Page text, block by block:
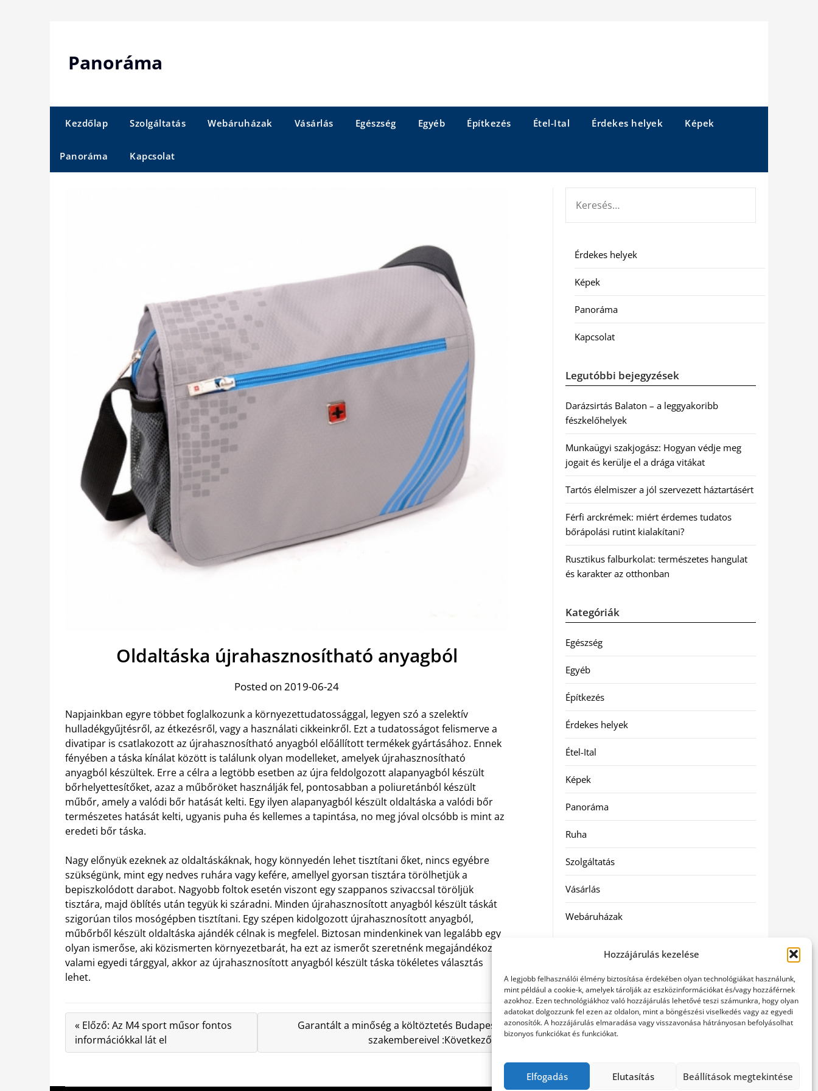
Hozzájárulás kezelése
A legjobb felhasználói élmény biztosítása érdekében olyan technológiákat használunk,
mint például a cookie-k, amelyek tárolják az eszközinformációkat és/vagy hozzáférnek
azokhoz. Ezen technológiákhoz való hozzájárulás lehetővé teszi számunkra, hogy olyan
adatokat dolgozzunk fel ezen az oldalon, mint a böngészési viselkedés vagy az egyedi
azonosítók. A hozzájárulás elmaradása vagy visszavonása hátrányosan befolyásolhat
bizonyos funkciókat és funkciókat.
Elfogadás Elutasítás Beállítások megtekintése
Panoráma
Kezdőlap Szolgáltatás Webáruházak Vásárlás Egészség Egyéb Építkezés Étel-Ital Érdekes helyek Képek
Panoráma Kapcsolat
Oldaltáska újrahasznosítható anyagból
Posted on 2019-06-24
Napjainkban egyre többet foglalkozunk a környezettudatossággal, legyen szó a szelektív
hulladékgyűjtésről, az étkezésről, vagy a használati cikkeinkről. Ezt a tudatosságot felismerve a
divatipar is csatlakozott az újrahasznosítható anyagból előállított termékek gyártásához. Ennek
fényében a táska kínálat között is találunk olyan modelleket, amelyek újrahasznosítható
anyagból készültek. Erre a célra a legtöbb esetben az újra feldolgozott alapanyagból készült
bőrhelyettesítőket, azaz a műbőröket használják fel, pontosabban a poliuretánból készült
műbőr, amely a valódi bőr hatását kelti. Egy ilyen alapanyagból készült oldaltáska a valódi bőr
természetes hatását kelti, ugyanis puha és kellemes a tapintása, no meg jóval olcsóbb is mint az
eredeti bőr táska.
Nagy előnyük ezeknek az oldaltáskáknak, hogy könnyedén lehet tisztítani őket, nincs egyébre
szükségünk, mint egy nedves ruhára vagy kefére, amellyel gyorsan tisztára törölhetjük a
bepiszkolódott darabot. Nagyobb foltok esetén viszont egy szappanos szivaccsal töröljük
tisztára, majd öblítés után tegyük ki száradni. Minden újrahasznosított anyagból készült táskát
szigorúan tilos mosógépben tisztítani. Egy szépen kidolgozott újrahasznosított anyagból,
műbőrből készült oldaltáska ajándék célnak is megfelel. Biztosan mindenkinek van legalább egy
olyan ismerőse, aki közismerten környezetbarát, ha ezt az ismerőt szeretnénk megajándékozni
valami egyedi tárggyal, akkor az újrahasznosított anyagból készült táska tökéletes választás
lehet.
« Előző: Az M4 sport műsor fontos
információkkal lát el
Garantált a minőség a költöztetés Budapest
szakembereivel :Következő »
Érdekes helyek
Képek
Panoráma
Kapcsolat
Legutóbbi bejegyzések
Darázsirtás Balaton – a leggyakoribb
fészkelőhelyek
Munkaügyi szakjogász: Hogyan védje meg
jogait és kerülje el a drága vitákat
Tartós élelmiszer a jól szervezett háztartásért
Férfi arckrémek: miért érdemes tudatos
bőrápolási rutint kialakítani?
Rusztikus falburkolat: természetes hangulat
és karakter az otthonban
Kategóriák
Egészség
Egyéb
Építkezés
Érdekes helyek
Étel-Ital
Képek
Panoráma
Ruha
Szolgáltatás
Vásárlás
Webáruházak
gin árak